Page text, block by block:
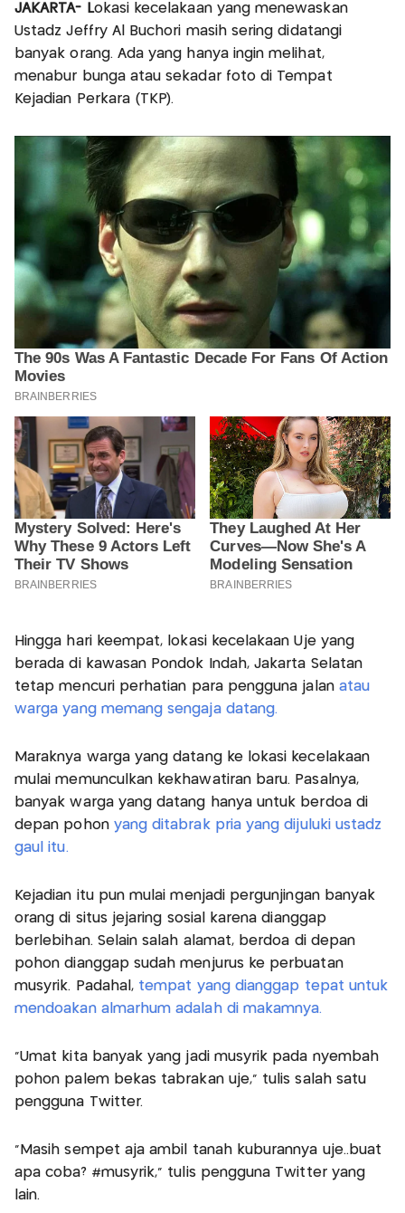
JAKARTA- Lokasi kecelakaan yang menewaskan
Ustadz Jeffry Al Buchori masih sering didatangi
banyak orang. Ada yang hanya ingin melihat,
menabur bunga atau sekadar foto di Tempat
Kejadian Perkara (TKP).
Hingga hari keempat, lokasi kecelakaan Uje yang
berada di kawasan Pondok Indah, Jakarta Selatan
tetap mencuri perhatian para pengguna jalan atau
warga yang memang sengaja datang.
Maraknya warga yang datang ke lokasi kecelakaan
mulai memunculkan kekhawatiran baru. Pasalnya,
banyak warga yang datang hanya untuk berdoa di
depan pohon yang ditabrak pria yang dijuluki ustadz
gaul itu.
Kejadian itu pun mulai menjadi pergunjingan banyak
orang di situs jejaring sosial karena dianggap
berlebihan. Selain salah alamat, berdoa di depan
pohon dianggap sudah menjurus ke perbuatan
musyrik. Padahal, tempat yang dianggap tepat untuk
mendoakan almarhum adalah di makamnya.
"Umat kita banyak yang jadi musyrik pada nyembah
pohon palem bekas tabrakan uje," tulis salah satu
pengguna Twitter.
"Masih sempet aja ambil tanah kuburannya uje..buat
apa coba? #musyrik," tulis pengguna Twitter yang
lain.